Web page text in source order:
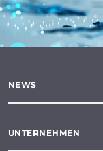
NEWS
UNTERNEHMEN